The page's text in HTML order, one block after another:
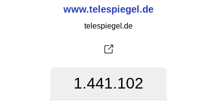
www.telespiegel.de
telespiegel.de
1.441.102